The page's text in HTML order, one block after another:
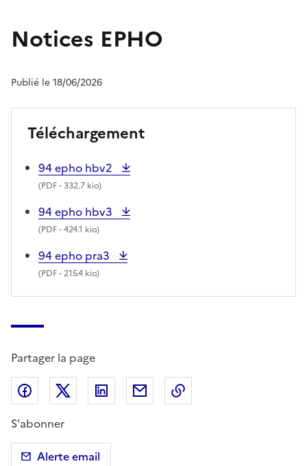
Notices EPHO
Publié le 18/06/2026
Téléchargement
94 epho hbv2
(PDF- 332.7 kio)
94 epho hbv3
(PDF- 424.1 kio)
94 epho pra3
(PDF- 215.4 kio)
Partager la page
Partager sur Facebook
Partager sur X (anciennement Twitter)
Partager sur LinkedIn
Partager par email
S'abonner
Alerte email